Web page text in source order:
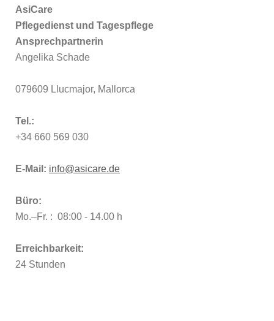
AsiCare
Pflegedienst und Tagespflege
Ansprechpartnerin
Angelika Schade
079609 Llucmajor, Mallorca
Tel.:
+34 660 569 030
E-Mail: info@asicare.de
Büro:
Mo.–Fr. : 08:00 - 14.00 h
Erreichbarkeit:
24 Stunden